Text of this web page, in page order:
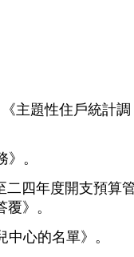
主題性住戶統計調
》。
二四年度開支預算
》。
中心的名單》。